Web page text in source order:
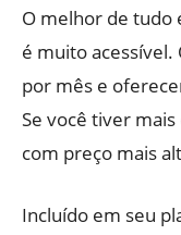
O melhor de tudo
é muito acessível.
por mês e
Se você tiver
com preço mais
Incluído em seu